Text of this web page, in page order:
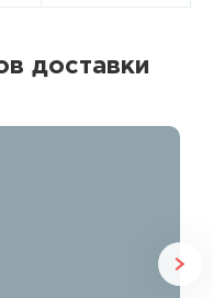
доставки